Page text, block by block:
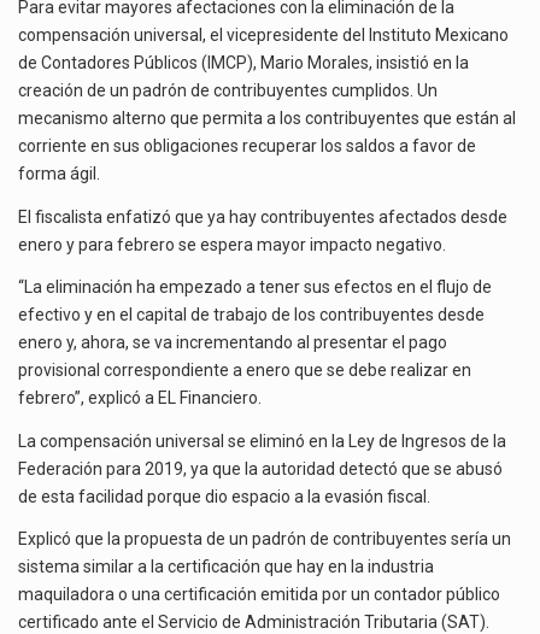
La inversión fija bruta en México registró un aumento de 1.1% interanual en mayo de…
El gobierno de Estados Unidos anunciará un arancel del 15 % sobre los productos fabricados…
El Departamento de Agricultura de Estados Unidos (USDA) suspendió el 5 de agosto de 2026…
CUMPLIDOS
PARA
AGILIZAR
DEVOLUCIÓN
Para evitar mayores afectaciones con la eliminación de la
compensación universal, el vicepresidente del Instituto Mexicano
de Contadores Públicos (IMCP), Mario Morales, insistió en la
creación de un padrón de contribuyentes cumplidos. Un
mecanismo alterno que permita a los contribuyentes que están al
corriente en sus obligaciones recuperar los saldos a favor de
forma ágil.
El fiscalista enfatizó que ya hay contribuyentes afectados desde
enero y para febrero se espera mayor impacto negativo.
“La eliminación ha empezado a tener sus efectos en el flujo de
efectivo y en el capital de trabajo de los contribuyentes desde
enero y, ahora, se va incrementando al presentar el pago
provisional correspondiente a enero que se debe realizar en
febrero”, explicó a EL Financiero.
La compensación universal se eliminó en la Ley de Ingresos de la
Federación para 2019, ya que la autoridad detectó que se abusó
de esta facilidad porque dio espacio a la evasión fiscal.
Explicó que la propuesta de un padrón de contribuyentes sería un
sistema similar a la certificación que hay en la industria
maquiladora o una certificación emitida por un contador público
certificado ante el Servicio de Administración Tributaria (SAT).